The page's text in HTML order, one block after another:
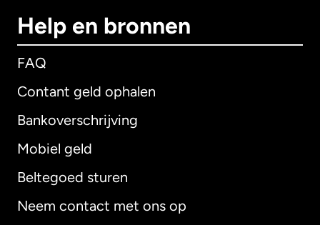
Help en bronnen
FAQ
Contant geld ophalen
Bankoverschrijving
Mobiel geld
Beltegoed sturen
Neem contact met ons op